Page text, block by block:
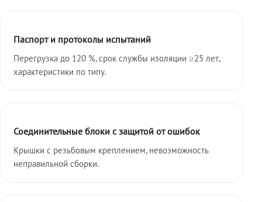
Паспорт и протоколы испытаний
Перегрузка до 120 %, срок службы изоляции ≥25 лет,
характеристики по типу.
Соединительные блоки с защитой от ошибок
Крышки с резьбовым креплением, невозможность
неправильной сборки.